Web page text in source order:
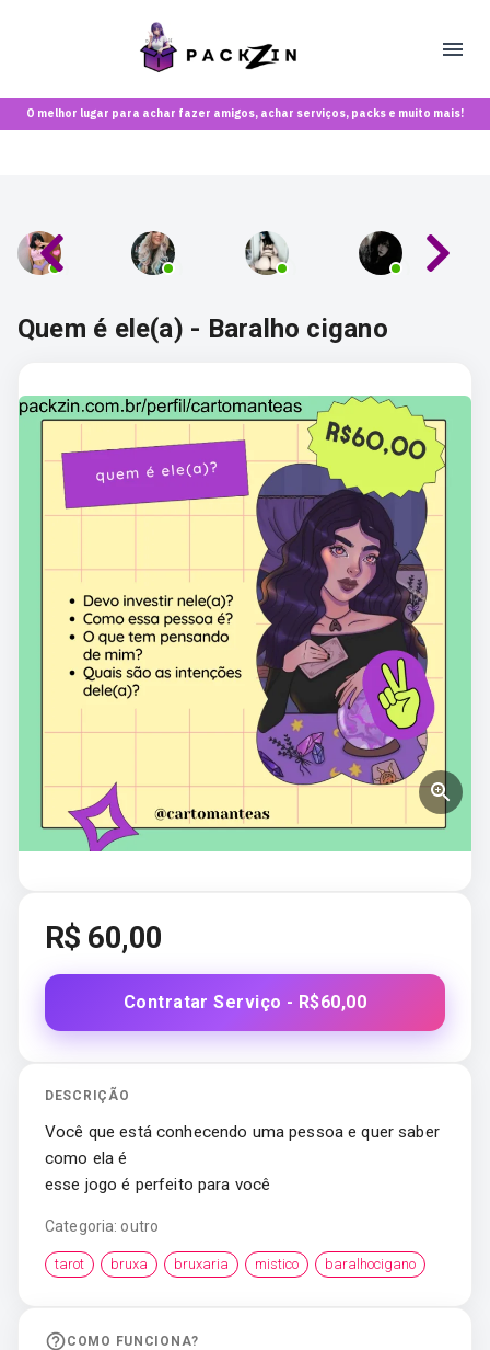
O melhor lugar para achar fazer amigos, achar serviços, packs e muito mais!
Quem é ele(a) - Baralho cigano
R$ 60,00
Contratar Serviço - R$60,00
DESCRIÇÃO
Você que está conhecendo uma pessoa e quer saber
como ela é
esse jogo é perfeito para você
Categoria: outro
tarot bruxa bruxaria mistico baralhocigano
COMO FUNCIONA?